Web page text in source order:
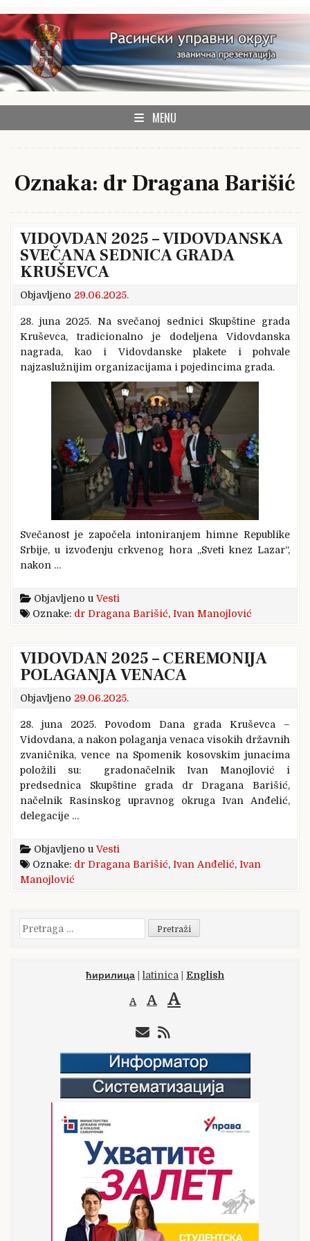
Skip
to
content
Rasinski okrug
zvanična prezentacija Rasinskog upravnog okruga
MENU
Oznaka: dr Dragana Barišić
VIDOVDAN 2025 – VIDOVDANSKA
SVEČANA SEDNICA GRADA
KRUŠEVCA
Objavljeno 29.06.2025.
28. juna 2025. Na svečanoj sednici Skupštine grada
Kruševca, tradicionalno je dodeljena Vidovdanska
nagrada, kao i Vidovdanske plakete i pohvale
najzaslužnijim organizacijama i pojedincima grada.
Svečanost je započela intoniranjem himne Republike
Srbije, u izvođenju crkvenog hora „Sveti knez Lazar“,
nakon …
Objavljeno u Vesti
Oznake: dr Dragana Barišić, Ivan Manojlović
VIDOVDAN 2025 – CEREMONIJA
POLAGANJA VENACA
Objavljeno 29.06.2025.
28. juna 2025. Povodom Dana grada Kruševca –
Vidovdana, a nakon polaganja venaca visokih državnih
zvaničnika, vence na Spomenik kosovskim junacima
položili su: gradonačelnik Ivan Manojlović i
predsednica Skupštine grada dr Dragana Barišić,
načelnik Rasinskog upravnog okruga Ivan Anđelić,
delegacije …
Objavljeno u Vesti
Oznake: dr Dragana Barišić, Ivan Anđelić, Ivan
Manojlović
Pretraga
za:
ћирилица | latinica | English
A A A